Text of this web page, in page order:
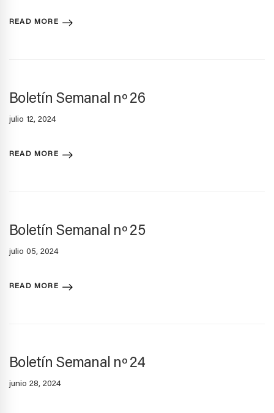
READ MORE
Boletín Semanal nº 26
julio 12, 2024
READ MORE
Boletín Semanal nº 25
julio 05, 2024
READ MORE
Boletín Semanal nº 24
junio 28, 2024